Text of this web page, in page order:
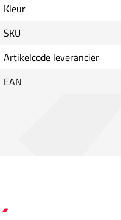
Kleur
SKU
Artikelcode leverancier
EAN